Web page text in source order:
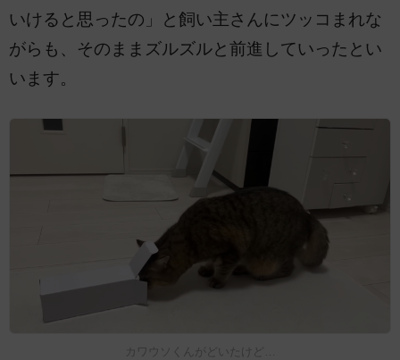
いけると思ったの」と飼い主さんにツッコまれな
がらも、そのままズルズルと前進していったとい
います。
カワウソくんがどいたけど…